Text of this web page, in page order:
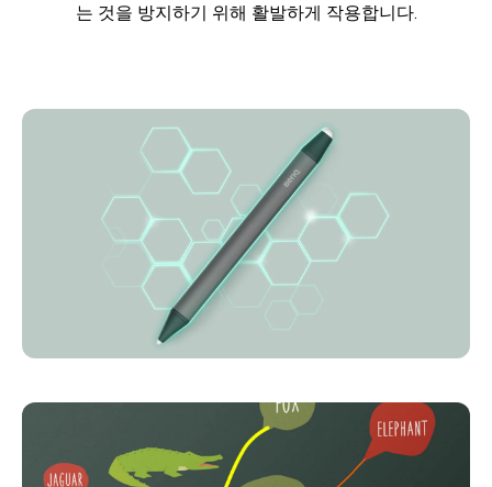
는 것을 방지하기 위해 활발하게 작용합니다.